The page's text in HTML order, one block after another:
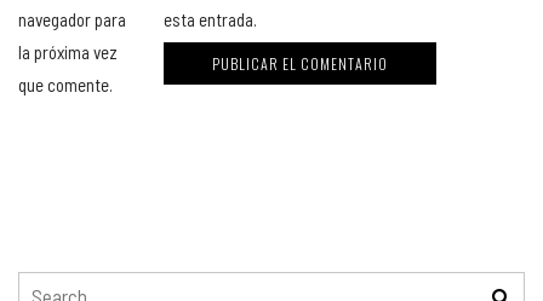
navegador para
la próxima vez
que comente.
esta entrada.